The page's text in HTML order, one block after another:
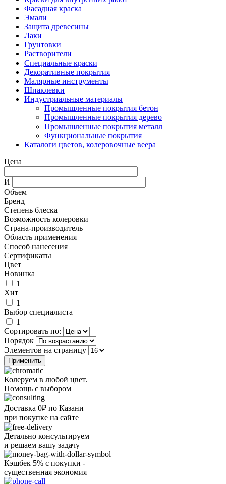
Фасадная краска
Эмали
Защита древесины
Лаки
Грунтовки
Растворители
Специальные краски
Декоративные покрытия
Малярные инструменты
Шпаклевки
Индустриальные материалы
Промышленные покрытия бетон
Промышленные покрытия дерево
Промышленные покрытия металл
Функциональные покрытия
Каталоги цветов, колеровочные веера
Цена
И
Объем
Бренд
Степень блеска
Возможность колеровки
Страна-производитель
Область применения
Способ нанесения
Сертификаты
Цвет
Новинка
1
Хит
1
Выбор специалиста
1
Сортировать по:
Порядок
Элементов на страницу
Колеруем в любой цвет.
Помощь с выбором
Доставка 0₽ по Казани
при покупке на сайте
Детально консультируем
и решаем вашу задачу
Кэшбек 5% с покупки -
существенная экономия